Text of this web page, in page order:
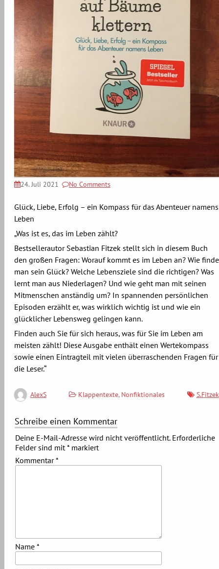
24. Juli 2021 No Comments
Glück, Liebe, Erfolg – ein Kompass für das Abenteuer namens
Leben
„Was ist es, das im Leben zählt?
Bestsellerautor Sebastian Fitzek stellt sich in diesem Buch
den großen Fragen: Worauf kommt es im Leben an? Wie
man sein Glück? Welche Lebensziele sind die richtigen? Was
lernt man aus Niederlagen? Und wie geht man mit seinen
Mitmenschen anständig um? In spannenden persönlichen
Episoden erzählt er, was wirklich wichtig ist und wie ein
glücklicher Lebensweg gelingen kann.
Finden auch Sie für sich heraus, was für Sie im Leben am
meisten zählt! Diese Ausgabe enthält einen Wertekompass
sowie einen Eintragteil mit vielen überraschenden Fragen für
die Leser.“
AlexS Klappentexte, Nonfiktionales S.Fitzek
Schreibe einen Kommentar
Deine E-Mail-Adresse wird nicht veröffentlicht. Erforderliche
Felder sind mit*markiert
Kommentar*
Name *